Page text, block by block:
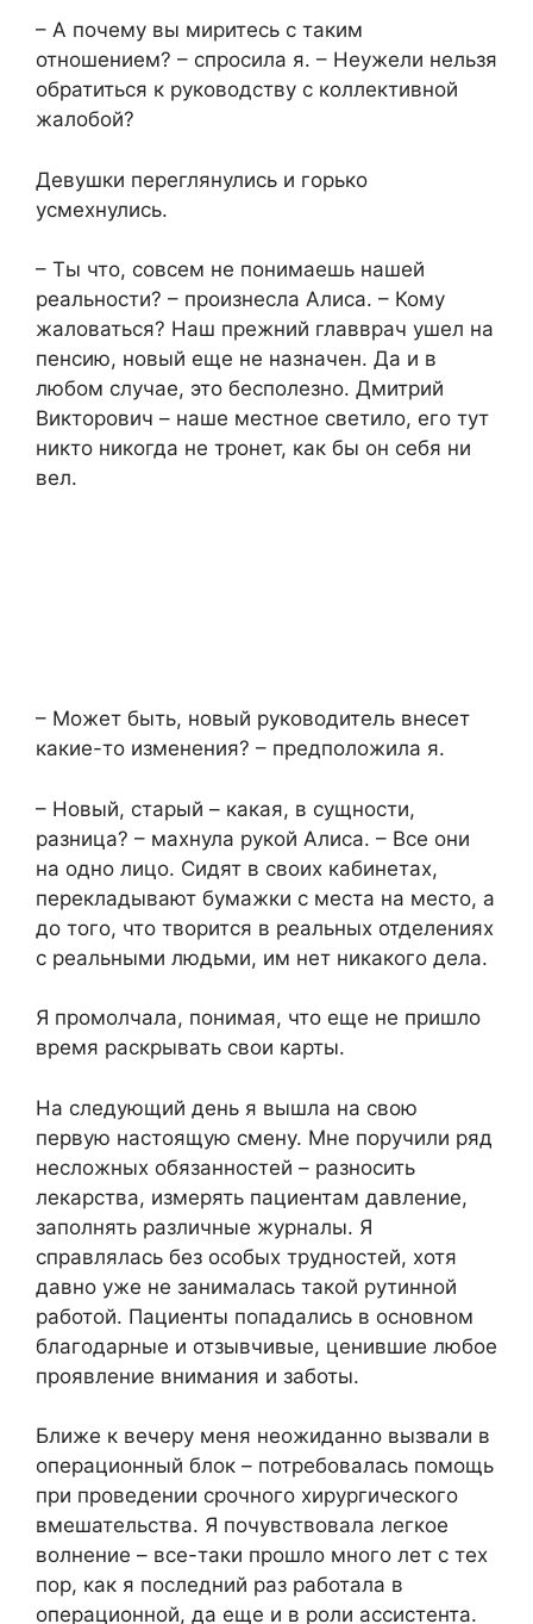
– А почему вы миритесь с таким
отношением? – спросила я. – Неужели нельзя
обратиться к руководству с коллективной
жалобой?
Девушки переглянулись и горько
усмехнулись.
– Ты что, совсем не понимаешь нашей
реальности? – произнесла Алиса. – Кому
жаловаться? Наш прежний главврач ушел на
пенсию, новый еще не назначен. Да и в
любом случае, это бесполезно. Дмитрий
Викторович – наше местное светило, его тут
никто никогда не тронет, как бы он себя ни
вел.
– Может быть, новый руководитель внесет
какие-то изменения? – предположила я.
– Новый, старый – какая, в сущности,
разница? – махнула рукой Алиса. – Все они
на одно лицо. Сидят в своих кабинетах,
перекладывают бумажки с места на место, а
до того, что творится в реальных отделениях
с реальными людьми, им нет никакого дела.
Я промолчала, понимая, что еще не пришло
время раскрывать свои карты.
На следующий день я вышла на свою
первую настоящую смену. Мне поручили ряд
несложных обязанностей – разносить
лекарства, измерять пациентам давление,
заполнять различные журналы. Я
справлялась без особых трудностей, хотя
давно уже не занималась такой рутинной
работой. Пациенты попадались в основном
благодарные и отзывчивые, ценившие любое
проявление внимания и заботы.
Ближе к вечеру меня неожиданно вызвали в
операционный блок – потребовалась помощь
при проведении срочного хирургического
вмешательства. Я почувствовала легкое
волнение – все-таки прошло много лет с тех
пор, как я последний раз работала в
операционной, да еще и в роли ассистента.